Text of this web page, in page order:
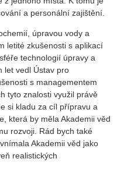
a personální zajištění.
úpravou vody a
letité zkušenosti s aplikací
technologií úpravy a
let vedl Ústav pro
s managementem
tyto znalosti využil právě
si kladu za cíl přípravu a
která by měla Akademii věd
rozvoji. Rád bych také
Akademii věd jako
realistických